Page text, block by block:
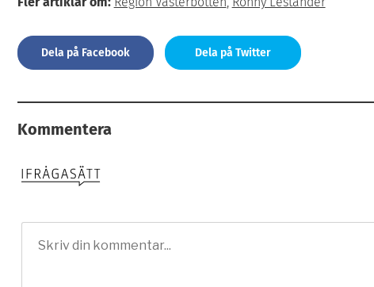
Dela på Facebook Dela på Twitter
Kommentera